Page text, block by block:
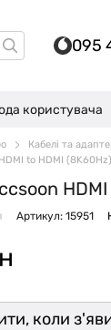
095
користувача
Кабелі та
to HDMI
Артикул: 15951
коли